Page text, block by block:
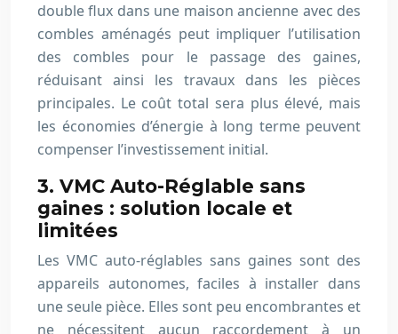
double flux dans une maison ancienne avec des
combles aménagés peut impliquer l’utilisation
des combles pour le passage des gaines,
réduisant ainsi les travaux dans les pièces
principales. Le coût total sera plus élevé, mais
les économies d’énergie à long terme peuvent
compenser l’investissement initial.
3. VMC Auto-Réglable sans
gaines : solution locale et
limitées
Les VMC auto-réglables sans gaines sont des
appareils autonomes, faciles à installer dans
une seule pièce. Elles sont peu encombrantes et
ne nécessitent aucun raccordement à un